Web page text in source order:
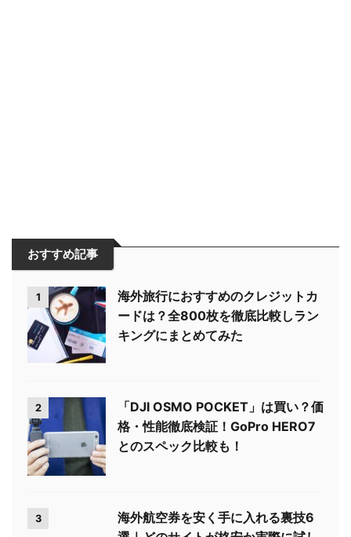
おすすめ記事
1
海外旅行におすすめのクレジットカ
ードは？全800枚を徹底比較しラン
キングにまとめてみた
2
「DJI OSMO POCKET」は買い？価
格・性能徹底検証！GoPro HERO7
とのスペック比較も！
3
海外航空券を安く手に入れる裏技6